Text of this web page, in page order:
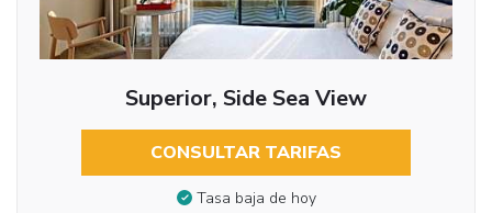
Superior, Side Sea View
CONSULTAR TARIFAS
Tasa baja de hoy